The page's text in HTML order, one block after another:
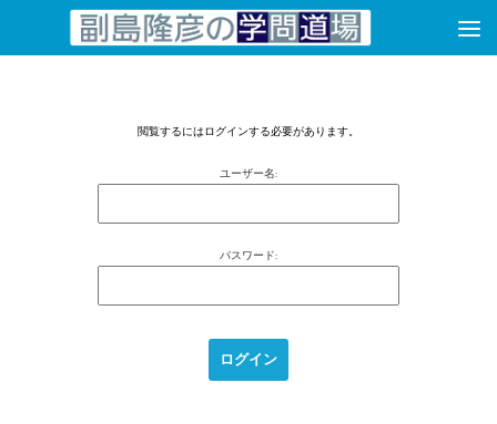
コンテンツへスキップ
閲覧するにはログインする必要があります。
ユーザー名:
パスワード: